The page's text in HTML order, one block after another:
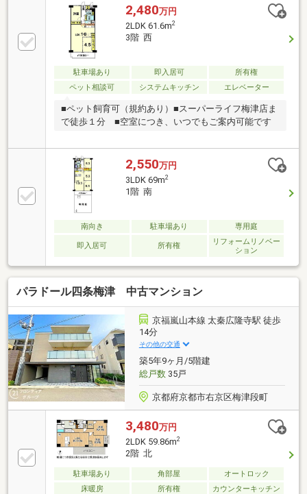
約6分(約447ｍ)■駅徒歩圏内で便利・嵐山本線「嵐電天
神川」駅徒歩約14分・地下鉄東西線「太秦天神川」駅
徒歩約15分■ペット飼育相談可能■2022年12月フルリ
ノベーション済み！〈内容〉新調：システムキッチ
ン、ユニットバス、洗面化粧台、トイレ等張替：クロ
ス、床材、畳表替え等担当までお気軽にお問い合わせ
ください！
2,480万円
2LDK 61.6m2
3階 西
駐車場あり 即入居可
所有権
ペット相談可
システムキッチン エレベーター
■ペット飼育可（規約あり）■スーパーライフ梅津店ま
で徒歩１分 ■空室につき、いつでもご案内可能です
2,550万円
3LDK 69m2
1階 南
南向き 駐車場あり 専用庭
即入居可 所有権
リフォームリノベー
ション
パラドール四条梅津 中古マンション
京福嵐山本線 太秦広隆寺駅 徒歩
14分
その他の交通
築5年9ヶ月/5階建
総戸数35戸
京都府京都市右京区梅津段町
3,480万円
2LDK 59.86m2
2階 北
駐車場あり 角部屋
オートロック
床暖房
所有権 カウンターキッチン